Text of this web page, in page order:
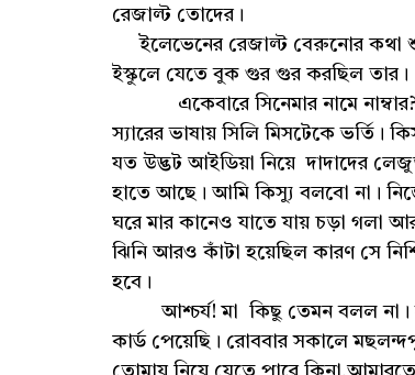
রেজাল্ট তোদের।
ইলেভেনের রেজাল্ট বেরুনোর কথা
ইস্কুলে যেতে বুক গুর গুর করছিল তার।
একেবারে সিনেমার নামে
স্যারের ভাষায় সিলি মিসটেকে
যত উদ্ভট আইডিয়া নিয়ে দাদাদের
হাতে আছে। আমি কিস্যু বলবো না।
ঘরে মার কানেও যাতে যায় চড়া গলা
ঝিনি আরও কাঁটা হয়েছিল কারণ সে
হবে।
আশ্চর্য! মা কিছু তেমন বলল না।
কার্ড পেয়েছি। রোববার সকালে